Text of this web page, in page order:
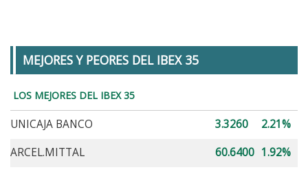
MEJORES Y PEORES DEL IBEX 35
LOS MEJORES DEL IBEX 35
UNICAJA BANCO 3.3260
2.21%
ARCEL.MITTAL
60.6400 1.92%